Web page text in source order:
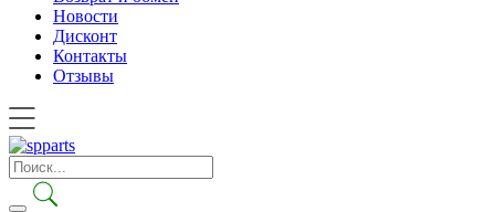
Новости
Дисконт
Контакты
Отзывы